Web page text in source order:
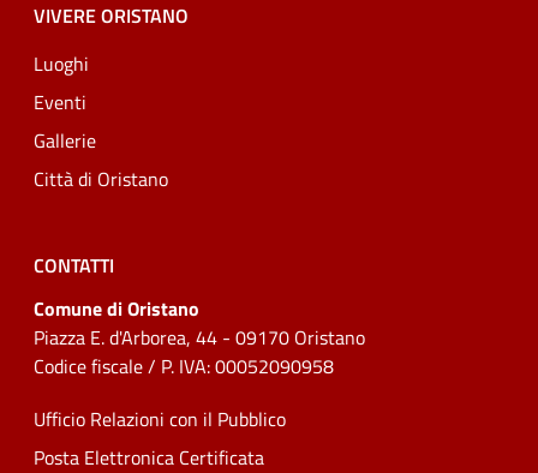
VIVERE ORISTANO
Luoghi
Eventi
Gallerie
Città di Oristano
CONTATTI
Comune di Oristano
Piazza E. d'Arborea, 44 - 09170 Oristano
Codice fiscale / P. IVA: 00052090958
Ufficio Relazioni con il Pubblico
Posta Elettronica Certificata